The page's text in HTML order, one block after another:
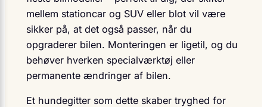
mellem stationcar og SUV eller blot vil være
sikker på, at det også passer, når du
opgraderer bilen. Monteringen er ligetil, og du
behøver hverken specialværktøj eller
permanente ændringer af bilen.
Et hundegitter som dette skaber tryghed for